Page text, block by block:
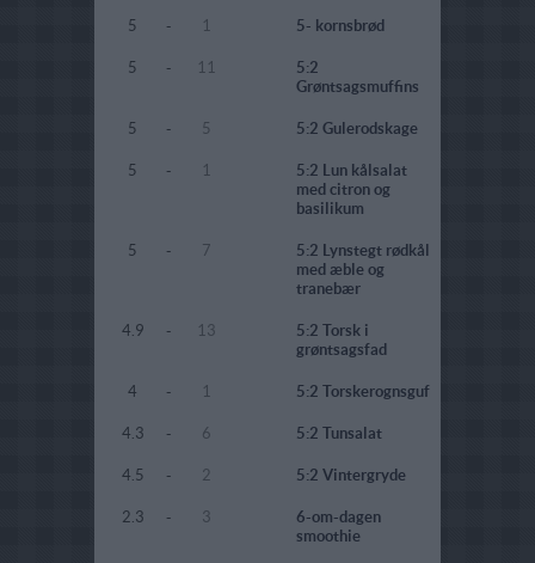
5 - 1 5- kornsbrød
5 - 11
5:2
Grøntsagsmuffins
5 - 5 5:2 Gulerodskage
5 - 1
5:2 Lun kålsalat
med citron og
basilikum
5 - 7
5:2 Lynstegt rødkål
med æble og
tranebær
4.9 - 13
5:2 Torsk i
grøntsagsfad
4 - 1 5:2 Torskerognsguf
4.3 - 6 5:2 Tunsalat
4.5 - 2 5:2 Vintergryde
2.3 - 3
6-om-dagen
smoothie